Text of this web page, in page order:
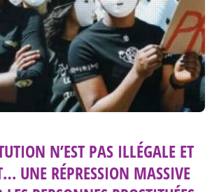
N’EST PAS ILLÉGALE ET
UNE RÉPRESSION MASSIVE